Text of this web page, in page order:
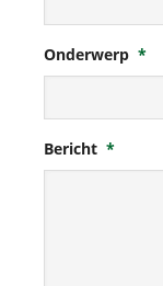
Onderwerp *
Bericht *